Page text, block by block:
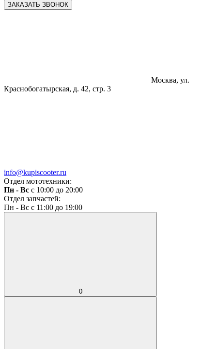
ЗАКАЗАТЬ ЗВОНОК
Москва, ул.
Краснобогатырская, д. 42, стр. 3
info@kupiscooter.ru
Отдел мототехники:
Пн - Вс с 10:00 до 20:00
Отдел запчастей:
Пн - Вс с 11:00 до 19:00
0